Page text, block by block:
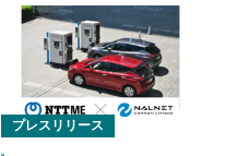
プレスリリース